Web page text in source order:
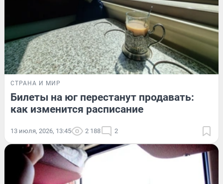
СТРАНА И МИР
Билеты на юг перестанут продавать:
как изменится расписание
13 июля, 2026, 13:45 2 188 2